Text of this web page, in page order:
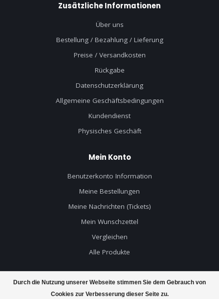
Durch die Nutzung unserer Webseite stimmen Sie dem Gebrauch von
Cookies zur Verbesserung dieser Seite zu.
Zusätzliche Informationen
Über uns
Bestellung / Bezahlung / Lieferung
Preise / Versandkosten
Rückgabe
Datenschutzerklärung
Allgemeine Geschäftsbedingungen
Kundendienst
Physisches Geschäft
Mein Konto
Benutzerkonto Information
Meine Bestellungen
Meine Nachrichten (Tickets)
Mein Wunschzettel
Vergleichen
Alle Produkte